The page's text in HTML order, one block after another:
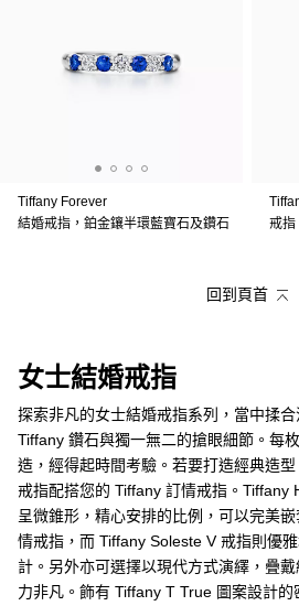
Tiffany Forever
結婚戒指，鉑金鑲半環藍寶石及鑽石
戒指
回到頁首
女士結婚戒指
探索非凡的女士結婚戒指系列，當中揉
Tiffany 鑽石與獨一無二的搶眼細節。每
造，經得起時間考驗。若要打造經典造
戒指配搭您的 Tiffany 訂情戒指。
呈微錐形，精心安排的比例，可以完美
情戒指，而 Tiffany Soleste V 戒指則優
計。另外亦可選擇以現代方式演繹，疊
力非凡。飾有 Tiffany T True 圖案設計